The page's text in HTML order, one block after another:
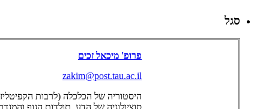
סגל
פרופ' מיכאל זכים
zakim@post.tau.ac.il
היסטוריה של הכלכלה (לרבות